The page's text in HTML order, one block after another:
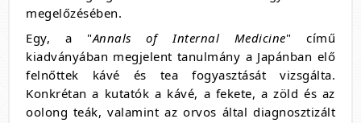
megelőzésében.
Egy, a "Annals of Internal Medicine" című
kiadványában megjelent tanulmány a Japánban elő
felnőttek kávé és tea fogyasztását vizsgálta.
Konkrétan a kutatók a kávé, a fekete, a zöld és az
oolong teák, valamint az orvos által diagnosztizált